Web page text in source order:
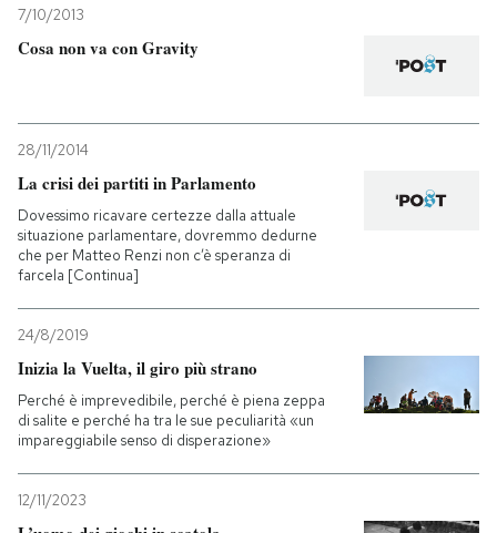
7/10/2013
Cosa non va con Gravity
28/11/2014
La crisi dei partiti in Parlamento
Dovessimo ricavare certezze dalla attuale
situazione parlamentare, dovremmo dedurne
che per Matteo Renzi non c’è speranza di
farcela [Continua]
24/8/2019
Inizia la Vuelta, il giro più strano
Perché è imprevedibile, perché è piena zeppa
di salite e perché ha tra le sue peculiarità «un
impareggiabile senso di disperazione»
12/11/2023